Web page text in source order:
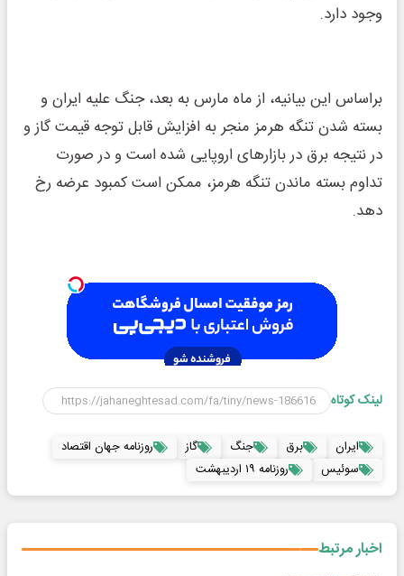
وجود دارد.
براساس این بیانیه، از ماه مارس به بعد، جنگ علیه ایران و
بسته شدن تنگه هرمز منجر به افزایش قابل توجه قیمت گاز و
در نتیجه برق در بازارهای اروپایی شده است و در صورت
تداوم بسته ماندن تنگه هرمز، ممکن است کمبود عرضه رخ
دهد.
لینک کوتاه
ایران برق جنگ گاز
روزنامه جهان اقتصاد
سوئیس
روزنامه ۱۹ اردیبهشت
اخبار مرتبط